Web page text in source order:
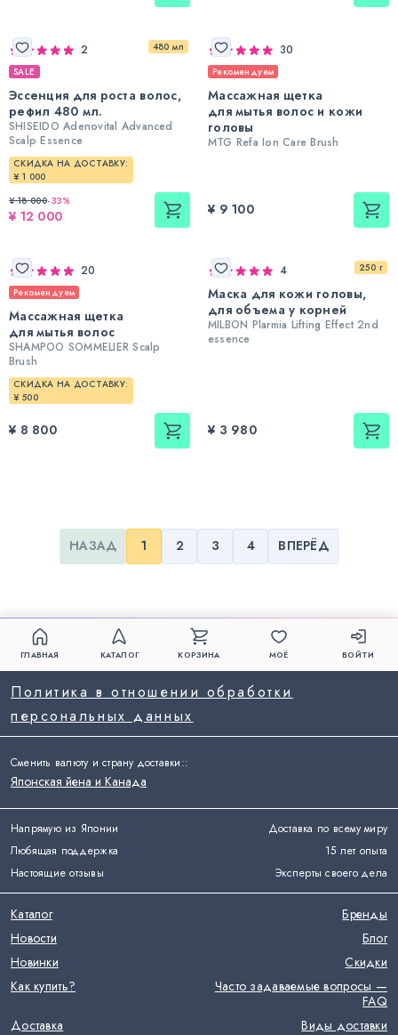
480 мл
2
SALE
Эссенция для роста волос,
рефил 480 мл.
SHISEIDO Adenovital Advanced
Scalp Essence
СКИДКА НА ДОСТАВКУ:
¥ 1 000
¥ 18 000-33%
¥ 12 000
30
Рекомендуем
Массажная щетка
для мытья волос и кожи
головы
MTG Refa Ion Care Brush
¥ 9 100
20
Рекомендуем
Массажная щетка
для мытья волос
SHAMPOO SOMMELIER Scalp
Brush
СКИДКА НА ДОСТАВКУ:
¥ 500
¥ 8 800
250 г
4
Маска для кожи головы,
для объема у корней
MILBON Plarmia Lifting Effect 2nd
essence
¥ 3 980
НАЗАД 1 2 3 4 ВПЕРЁД
ГЛАВНАЯ КАТАЛОГ КОРЗИНА МОЁ ВОЙТИ
Напрямую из Японии
Доставка по всему миру
Любящая поддержка
15 лет опыта
Настоящие отзывы
Эксперты своего дела
Политика в отношении обработки
персональных данных
Каталог
Бренды
Новости
Блог
Новинки
Скидки
Как купить?
Часто задаваемые вопросы —
FAQ
Доставка
Виды доставки
Сменить валюту и страну доставки::
Японская йена и Канада